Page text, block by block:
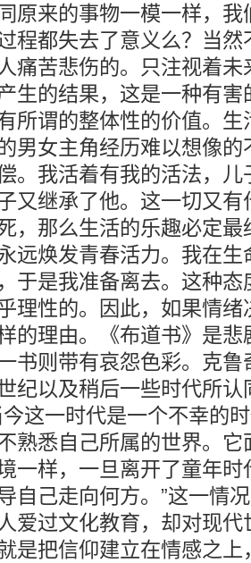
原来的事物一模一样，
程都失去了意义么？当
痛苦悲伤的。只注视着
生的结果，这是一种有
所谓的整体性的价值。
男女主角经历难以想像
。我活着有我的活法，
又继承了他。这一切又
，那么生活的乐趣必定
远焕发青春活力。我在
于是我准备离去。这种
理性的。因此，如果情
的理由。《布道书》是
书则带有哀怨色彩。克
纪以及稍后一些时代所
今这一时代是一个不幸的
熟悉自己所属的世界。
一样，一旦离开了童年
自己走向何方。”这一情
爱过文化教育，却对现
是把信仰建立在情感之